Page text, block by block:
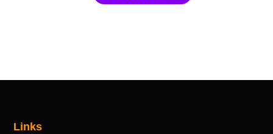
Links